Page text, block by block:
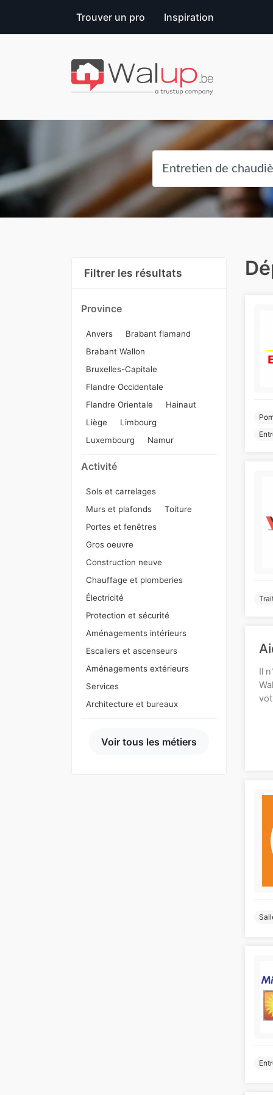
Trouver un pro Inspiration
Filtrer les résultats
Province
Anvers
Brabant flamand
Brabant Wallon
Bruxelles-Capitale
Flandre Occidentale
Flandre Orientale
Hainaut
Liège
Limbourg
Luxembourg
Namur
Activité
Sols et carrelages
Murs et plafonds
Toiture
Portes et fenêtres
Gros oeuvre
Construction neuve
Chauffage et plomberies
Électricité
Protection et sécurité
Aménagements intérieurs
Escaliers et ascenseurs
Aménagements extérieurs
Services
Architecture et bureaux
Voir tous les métiers
Il